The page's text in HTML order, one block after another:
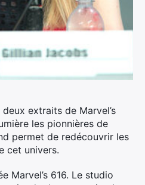
extraits de Marvel’s
les pionnières de
permet de redécouvrir les
cet univers.
Marvel’s 616. Le studio